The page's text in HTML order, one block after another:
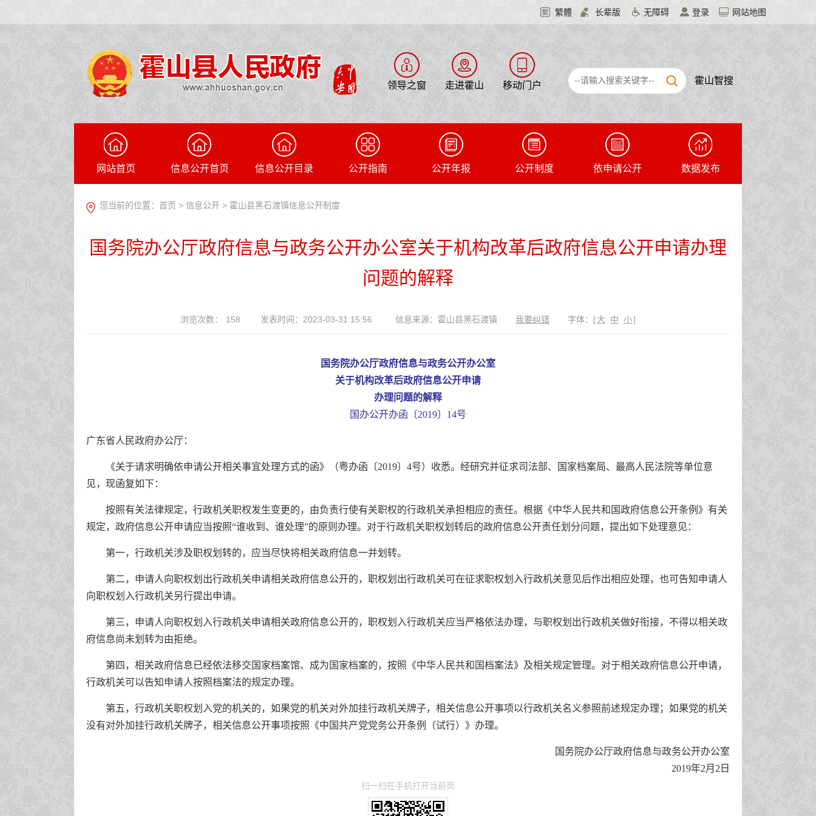
繁體 长辈版 无障碍 登录 网站地图
领导之窗 走进霍山 移动门户 霍山智搜
网站首页 信息公开首页 信息公开目录 公开指南 公开年报 公开制度 依申请公开 数据发布
您当前的位置： 首页 > 信息公开 > 霍山县黑石渡镇信息公开制度
国务院办公厅政府信息与政务公开办公室关于机构改革后政府信息公开申请办理
问题的解释
浏览次数： 158 发表时间：2023-03-31 15:56 信息来源：霍山县黑石渡镇 我要纠错 字体： [大 中 小]
国务院办公厅政府信息与政务公开办公室
关于机构改革后政府信息公开申请
办理问题的解释
国办公开办函〔2019〕14号
广东省人民政府办公厅：
《关于请求明确依申请公开相关事宜处理方式的函》（粤办函〔2019〕4号）收悉。经研究并征求司法部、国家档案局、最高人民法院等单位意
见，现函复如下：
按照有关法律规定，行政机关职权发生变更的，由负责行使有关职权的行政机关承担相应的责任。根据《中华人民共和国政府信息公开条例》有关
规定，政府信息公开申请应当按照“谁收到、谁处理”的原则办理。对于行政机关职权划转后的政府信息公开责任划分问题，提出如下处理意见：
第一，行政机关涉及职权划转的，应当尽快将相关政府信息一并划转。
第二，申请人向职权划出行政机关申请相关政府信息公开的，职权划出行政机关可在征求职权划入行政机关意见后作出相应处理，也可告知申请人
向职权划入行政机关另行提出申请。
第三，申请人向职权划入行政机关申请相关政府信息公开的，职权划入行政机关应当严格依法办理，与职权划出行政机关做好衔接，不得以相关政
府信息尚未划转为由拒绝。
第四，相关政府信息已经依法移交国家档案馆、成为国家档案的，按照《中华人民共和国档案法》及相关规定管理。对于相关政府信息公开申请，
行政机关可以告知申请人按照档案法的规定办理。
第五，行政机关职权划入党的机关的，如果党的机关对外加挂行政机关牌子，相关信息公开事项以行政机关名义参照前述规定办理；如果党的机关
没有对外加挂行政机关牌子，相关信息公开事项按照《中国共产党党务公开条例（试行）》办理。
国务院办公厅政府信息与政务公开办公室
2019年2月2日
扫一扫在手机打开当前页